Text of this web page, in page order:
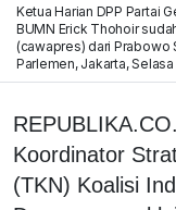
Ketua Harian DPP Partai
BUMN Erick Thohoir
(cawapres) dari Prabowo
Parlemen, Jakarta, Selasa
Koordinator
(TKN) Koalisi